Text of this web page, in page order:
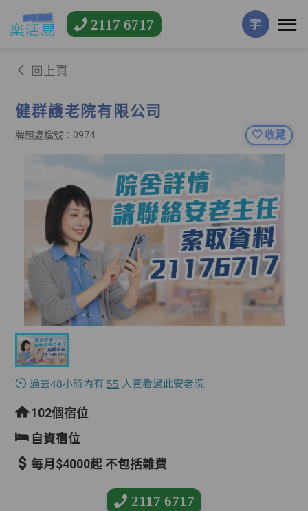
2117 6717 字
回上頁
健群護老院有限公司
牌照處檔號：0974 收藏
過去48小時內有 55 人查看過此安老院
102個宿位
自資宿位
每月$4000起 不包括雜費
2117 6717